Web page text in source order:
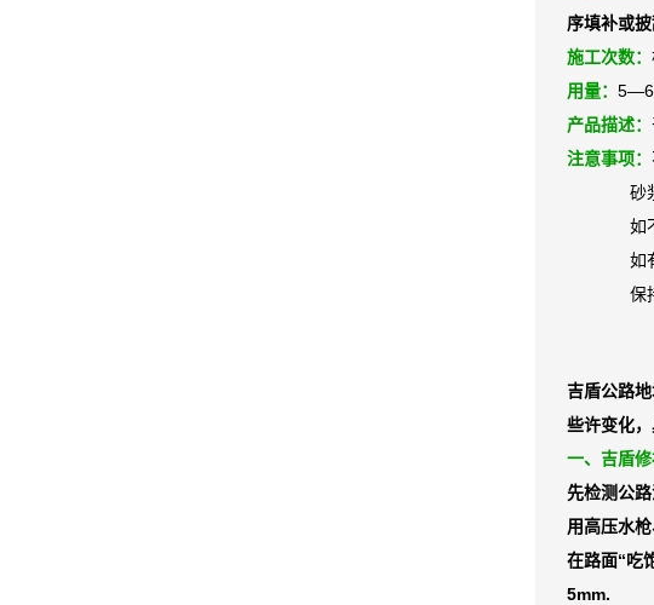
序填补或
施工次数：
用量： 5—6
产品描述：
注意事项：
砂浆调
如不小
如有皮
保持施
吉盾公路
些许变化，
一、吉盾修
先检测公
用高压水
在路面“吃
5mm.